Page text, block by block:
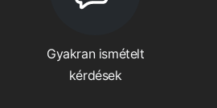
Gyakran ismételt
kérdések